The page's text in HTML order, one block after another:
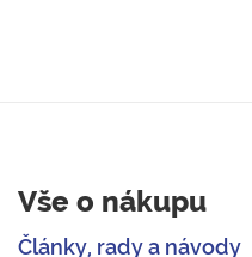
Vše o nákupu
Články, rady a návody